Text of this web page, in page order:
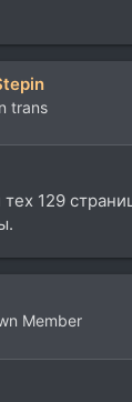
trans
129
Member